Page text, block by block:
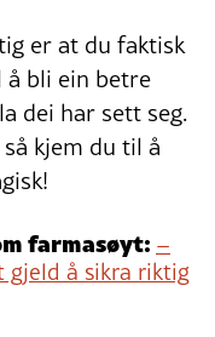
er at du faktisk
bli ein betre
dei har sett seg.
kjem du til å
farmasøyt: –
gjeld å sikra riktig